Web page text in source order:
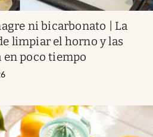
ni bicarbonato | La
limpiar el horno y las
en poco tiempo